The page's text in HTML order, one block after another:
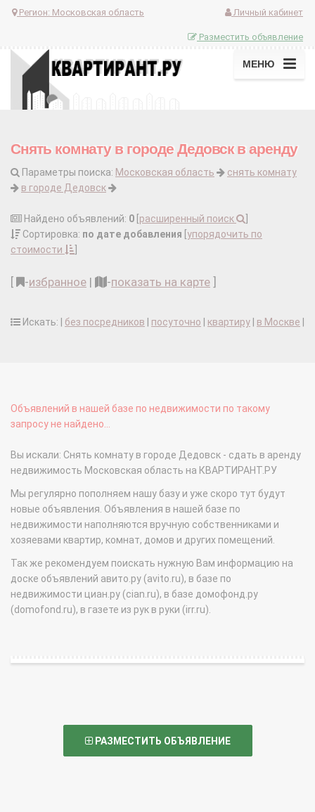
Регион: Московская область Личный кабинет
Разместить объявление
МЕНЮ
Снять комнату в городе Дедовск в аренду
Параметры поиска: Московская область
снять комнату
в городе Дедовск
Найдено объявлений: 0 расширенный поиск
Сортировка: по дате добавления упорядочить по
стоимости
-избранное | -показать на карте
Искать: | без посредников посуточно квартиру в Москве
Объявлений в нашей базе по недвижимости по такому
запросу не найдено...
Вы искали: Снять комнату в городе Дедовск - сдать в аренду
недвижимость Московская область на КВАРТИРАНТ.РУ
Мы регулярно пополняем нашу базу и уже скоро тут будут
новые объявления. Объявления в нашей базе по
недвижимости наполняются вручную собственниками и
хозяевами квартир, комнат, домов и других помещений.
Так же рекомендуем поискать нужную Вам информацию на
доске объявлений авито.ру (avito.ru), в базе по
недвижимости циан.ру (cian.ru), в базе домофонд.ру
(domofond.ru), в газете из рук в руки (irr.ru).
РАЗМЕСТИТЬ ОБЪЯВЛЕНИЕ